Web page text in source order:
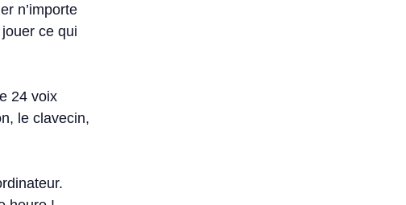
n’importe
ce qui
24 voix
le clavecin,